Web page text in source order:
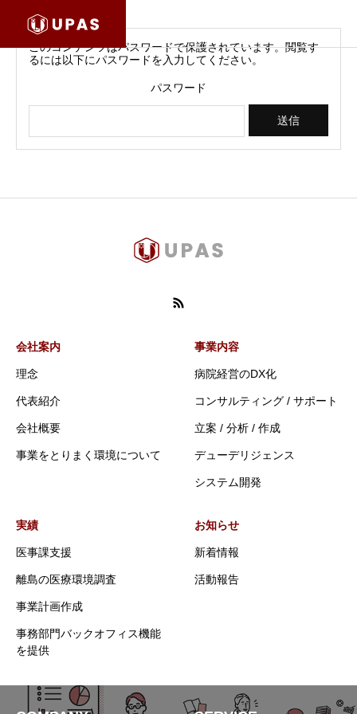
このコンテンツはパスワードで保護されています。閲覧す
るには以下にパスワードを入力してください。
パスワード
会社案内
理念
代表紹介
会社概要
事業をとりまく環境について
事業内容
病院経営のDX化
コンサルティング / サポート
立案 / 分析 / 作成
デューデリジェンス
システム開発
実績
医事課支援
離島の医療環境調査
事業計画作成
事務部門バックオフィス機能
を提供
お知らせ
新着情報
活動報告